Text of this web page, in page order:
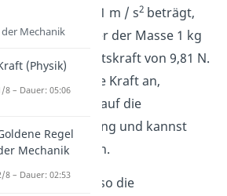
Meereshöhe 9, 81 m / s2 beträgt,
erfährt ein Körper der Masse 1 kg
dort eine Gewichtskraft von 9,81 N.
Gibst du also eine Kraft an,
beziehst du dich auf die
Erdbeschleunigung und kannst
damit umrechnen.
Ein Newton ist also die
Mechanik
(Physik)
8 – Dauer: 05:06
Regel
Mechanik
8 – Dauer: 02:53